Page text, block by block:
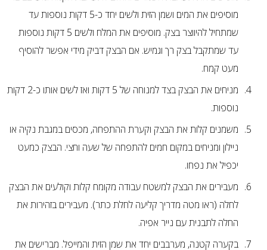
מוסיפים את המים ושמן הזית ולשים יחד כ-5 דקות נוספות עד
שמתחיל להיווצר בצק. מוסיפים את המלח ולשים 5 דקות נוספות
עד שמתקבל בצק רך וגמיש. אם הבצק דביק מידי אפשר להוסיף
מעט קמח.
מניחים את הבצק בצד למנוחה של 5 דקות ואז לשים אותו כ-2 דקות
נוספות.
משמנים קלות את הבצק וקערת ההתפחה, מכסים במגבת נקיה או
ניילון ומניחים במקום חמים להתפחה של שעה וחצי. הבצק כמעט
יכפיל את נפחו.
מעבירים את הבצק למשטח עבודה מקומח קלות וקולעים את הבצק
לחלה (ראו מטה מדריך קליעה לחלת כתר). מעבירים בזהירות את
החלה לתבנית עם נייר אפיה.
בקערה קטנה, מערבבים יחד את שמן הזית והמייפל. מברישים את